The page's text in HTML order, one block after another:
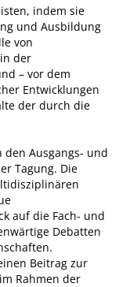
indem sie
und Ausbildung
von
der
– vor dem
Entwicklungen
der durch die
Ausgangs- und
Tagung. Die
auf die Fach- und
Debatten
Beitrag zur
Rahmen der